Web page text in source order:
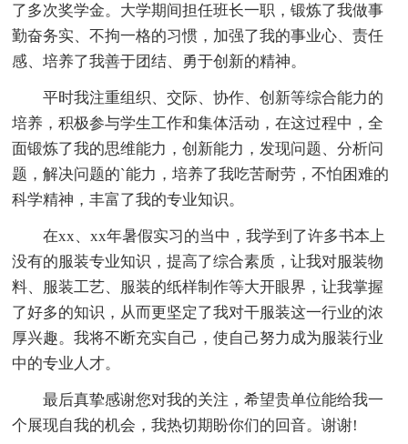
了多次奖学金。大学期间担任班长一职，锻炼了我做事
勤奋务实、不拘一格的习惯，加强了我的事业心、责任
感、培养了我善于团结、勇于创新的精神。
平时我注重组织、交际、协作、创新等综合能力的
培养，积极参与学生工作和集体活动，在这过程中，全
面锻炼了我的思维能力，创新能力，发现问题、分析问
题，解决问题的`能力，培养了我吃苦耐劳，不怕困难的
科学精神，丰富了我的专业知识。
在xx、xx年暑假实习的当中，我学到了许多书本上
没有的服装专业知识，提高了综合素质，让我对服装物
料、服装工艺、服装的纸样制作等大开眼界，让我掌握
了好多的知识，从而更坚定了我对干服装这一行业的浓
厚兴趣。我将不断充实自己，使自己努力成为服装行业
中的专业人才。
最后真挚感谢您对我的关注，希望贵单位能给我一
个展现自我的机会，我热切期盼你们的回音。谢谢!